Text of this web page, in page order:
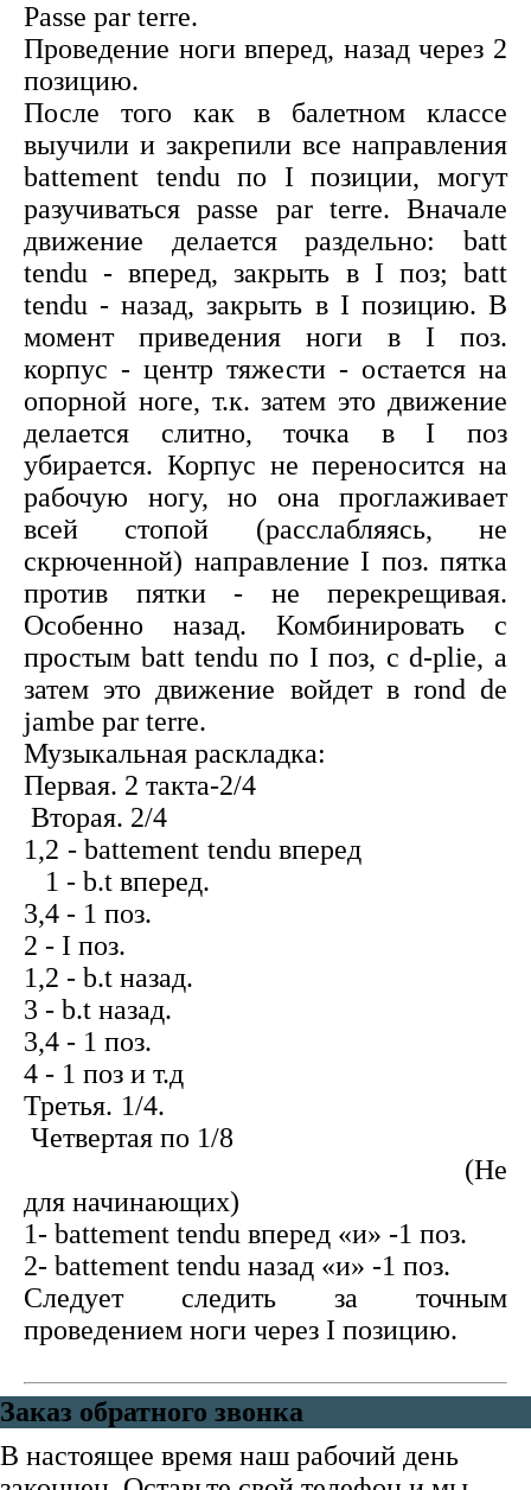
Passe par terre.
Проведение ноги вперед, назад через 2
позицию.
После того как в балетном классе
выучили и закрепили все направления
battement tendu по I позиции, могут
разучиваться passe par terre. Вначале
движение делается раздельно: batt
tendu - вперед, закрыть в I поз; batt
tendu - назад, закрыть в I позицию. В
момент приведения ноги в I поз.
корпус - центр тяжести - остается на
опорной ноге, т.к. затем это движение
делается слитно, точка в I поз
убирается. Корпус не переносится на
рабочую ногу, но она проглаживает
всей стопой (расслабляясь, не
скрюченной) направление I поз. пятка
против пятки - не перекрещивая.
Особенно назад. Комбинировать с
простым batt tendu по I поз, с d-plie, а
затем это движение войдет в rond de
jambe par terre.
Музыкальная раскладка:
Первая. 2 такта-2/4
Вторая. 2/4
1,2 - battement tendu вперед
1 - b.t вперед.
3,4 - 1 поз.
2 - І поз.
1,2 - b.t назад.
3 - b.t назад.
3,4 - 1 поз.
4 - 1 поз и т.д
Третья. 1/4.
Четвертая по 1/8
(Не
для начинающих)
1- battement tendu вперед «и» -1 поз.
2- battement tendu назад «и» -1 поз.
Следует следить за точным
проведением ноги через I позицию.
Заказ обратного звонка
В настоящее время наш рабочий день